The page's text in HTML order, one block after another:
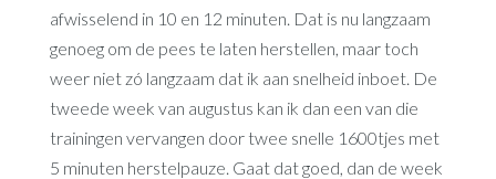
afwisselend in 10 en 12 minuten. Dat is nu langzaam
genoeg om de pees te laten herstellen, maar toch
weer niet zó langzaam dat ik aan snelheid inboet. De
tweede week van augustus kan ik dan een van die
trainingen vervangen door twee snelle 1600tjes met
5 minuten herstelpauze. Gaat dat goed, dan de week